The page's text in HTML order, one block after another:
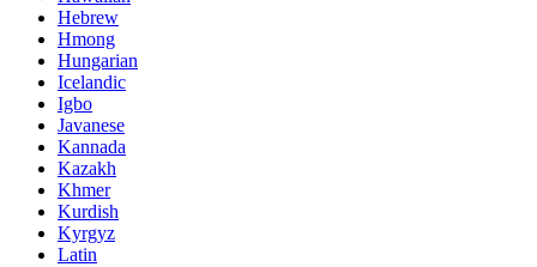
Hebrew
Hmong
Hungarian
Icelandic
Igbo
Javanese
Kannada
Kazakh
Khmer
Kurdish
Kyrgyz
Latin